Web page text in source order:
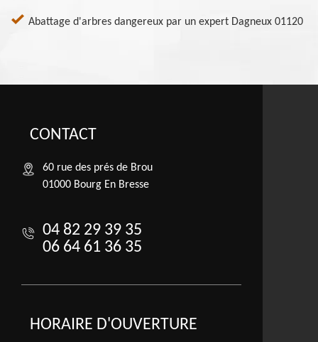
Abattage d'arbres dangereux par un expert Dagneux 01120
CONTACT
60 rue des prés de Brou
01000 Bourg En Bresse
04 82 29 39 35
06 64 61 36 35
HORAIRE D'OUVERTURE